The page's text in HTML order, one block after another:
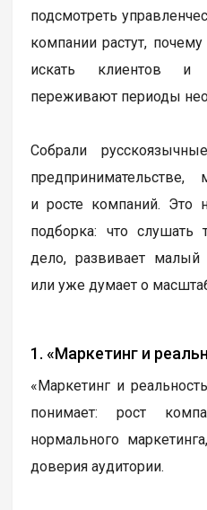
подсмотреть
компании растут,
искать клиентов и
переживают периоды
Собрали
предпринимательстве,
и росте компаний. Это
подборка: что слушать
дело, развивает малый
или уже думает о
1. «Маркетинг и
«Маркетинг и
понимает: рост
нормального
доверия аудитории.